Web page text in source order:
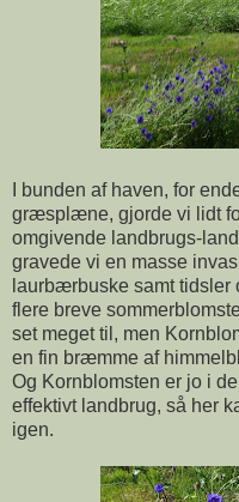
I bunden af haven, for
græsplæne, gjorde vi lidt
omgivende landbrugs-
gravede vi en masse
laurbærbuske samt
flere breve
set meget til, men
en fin bræmme af
Og Kornblomsten er jo i
effektivt landbrug, så her
igen.